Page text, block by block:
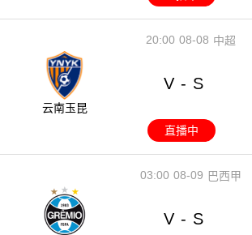
08-08
20:00 中超
云南玉昆
V - S
直播中
08-09
03:00 巴西甲
V - S